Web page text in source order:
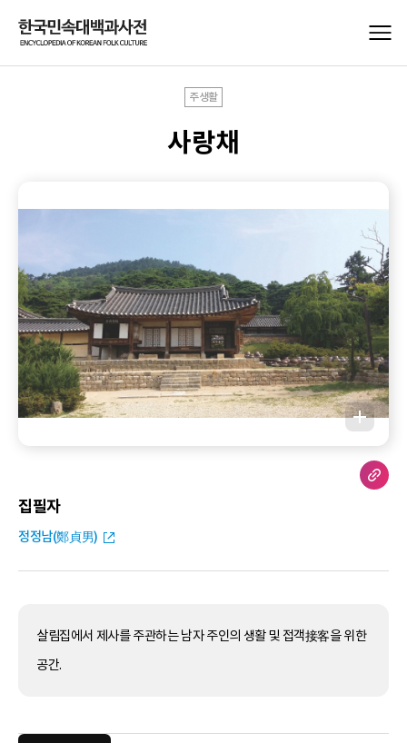
주생활
사랑채
집필자
정정남(鄭貞男)
살림집에서 제사를 주관하는 남자 주인의 생활 및 접객接客을 위한
공간.